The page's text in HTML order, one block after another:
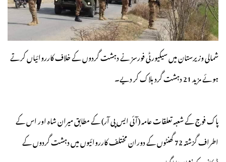
شمالی وزیرستان میں سیکیورٹی فورسز نے دہشت گردوں کے خلاف کارروائیاں کرتے
ہوئے مزید 21 دہشت گرد ہلاک کر دیے۔
پاک فوج کے شعبہ تعلقات عامہ (آئی ایس پی آر) کے مطابق میران شاہ اور اس کے
اطراف گزشتہ 72 گھنٹوں کے دوران مختلف کارروائیوں میں دہشت گردوں کے